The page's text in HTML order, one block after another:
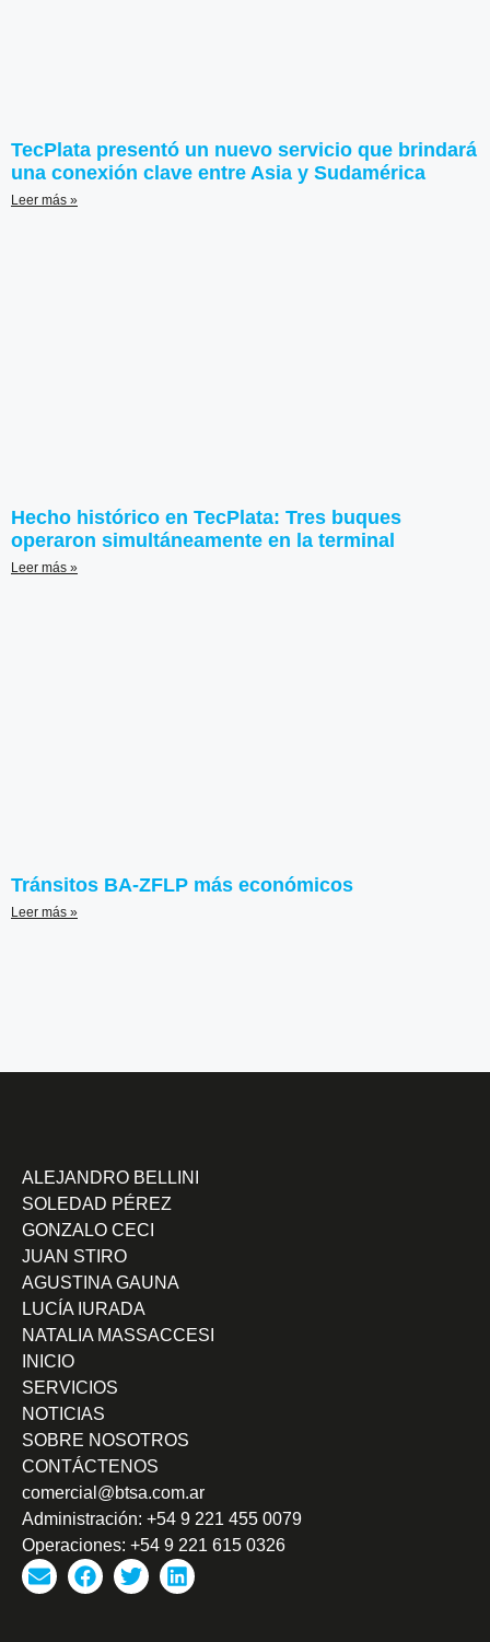
TecPlata presentó un nuevo servicio que brindará
una conexión clave entre Asia y Sudamérica
Leer más »
Hecho histórico en TecPlata: Tres buques
operaron simultáneamente en la terminal
Leer más »
Tránsitos BA-ZFLP más económicos
Leer más »
ALEJANDRO BELLINI
SOLEDAD PÉREZ
GONZALO CECI
JUAN STIRO
AGUSTINA GAUNA
LUCÍA IURADA
NATALIA MASSACCESI
INICIO
SERVICIOS
NOTICIAS
SOBRE NOSOTROS
CONTÁCTENOS
comercial@btsa.com.ar
Administración: +54 9 221 455 0079
Operaciones: +54 9 221 615 0326